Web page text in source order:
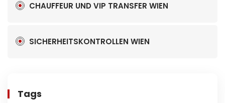
CHAUFFEUR UND VIP TRANSFER WIEN
SICHERHEITSKONTROLLEN WIEN
Tags